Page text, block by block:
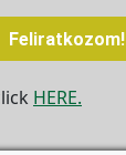
Feliratkozom!
HERE.